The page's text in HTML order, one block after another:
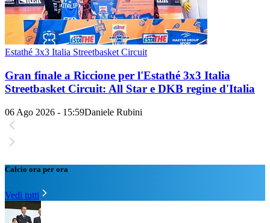
Estathé 3x3 Italia Streetbasket Circuit
Gran finale a Riccione per l'Estathé 3x3 Italia
Streetbasket Circuit: All Star e DKB regine d'Italia
06 Ago 2026 - 15:59Daniele Rubini
Calcio ora per ora
Vedi tutti